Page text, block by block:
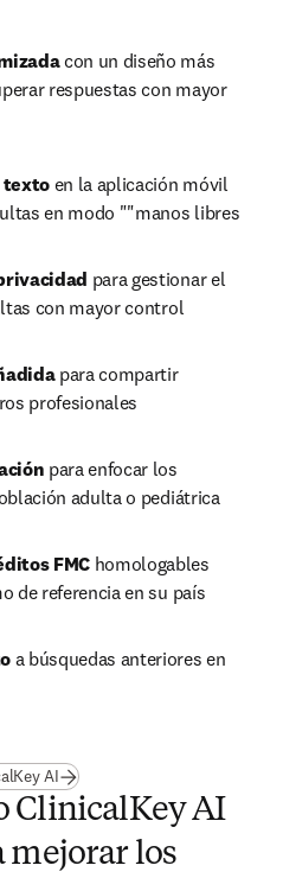
con un diseño más
respuestas con mayor
texto en la aplicación móvil
en modo ""manos libres
para gestionar el
con mayor control
para compartir
profesionales
para enfocar los
adulta o pediátrica
FMC homologables
de referencia en su país
a búsquedas anteriores en
AI
ClinicalKey AI
mejorar los